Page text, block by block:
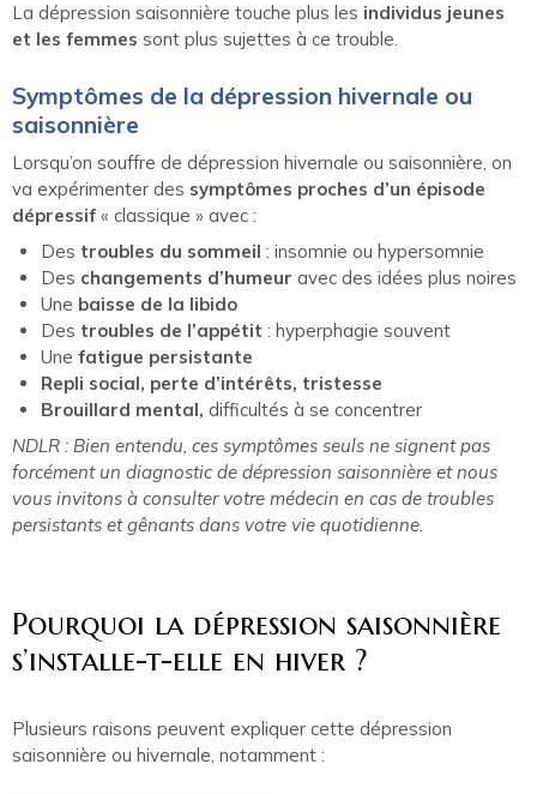
La dépression saisonnière touche plus les individus jeunes
et les femmes sont plus sujettes à ce trouble.
Symptômes de la dépression hivernale ou
saisonnière
Lorsqu’on souffre de dépression hivernale ou saisonnière, on
va expérimenter des symptômes proches d’un épisode
dépressif « classique » avec :
Des troubles du sommeil : insomnie ou hypersomnie
Des changements d’humeur avec des idées plus noires
Une baisse de la libido
Des troubles de l’appétit : hyperphagie souvent
Une fatigue persistante
Repli social, perte d’intérêts, tristesse
Brouillard mental, difficultés à se concentrer
NDLR : Bien entendu, ces symptômes seuls ne signent pas
forcément un diagnostic de dépression saisonnière et nous
vous invitons à consulter votre médecin en cas de troubles
persistants et gênants dans votre vie quotidienne.
Pourquoi la dépression saisonnière
s’installe-t-elle en hiver ?
Plusieurs raisons peuvent expliquer cette dépression
saisonnière ou hivernale, notamment :